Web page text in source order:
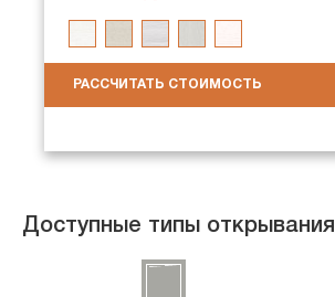
РАССЧИТАТЬ СТОИМОСТЬ
Доступные типы открывания